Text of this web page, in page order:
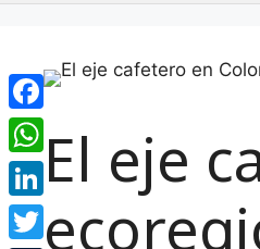
El eje
Facebook
WhatsApp
LinkedIn